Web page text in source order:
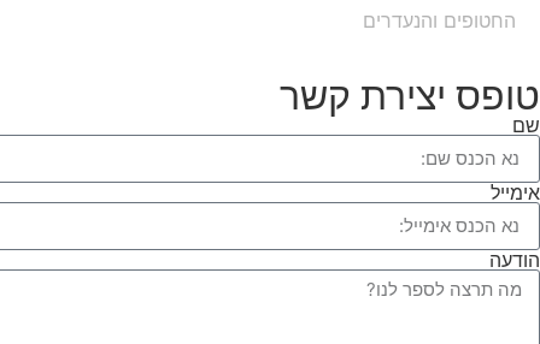
החטופים והנעדרים
טופס יצירת קשר
שם
אימייל
הודעה